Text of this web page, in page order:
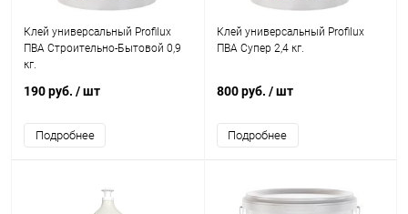
Клей универсальный Profilux
ПВА Строительно-Бытовой 0,9
кг.
190 руб. / шт
Подробнее
Клей универсальный Profilux
ПВА Супер 2,4 кг.
800 руб. / шт
Подробнее